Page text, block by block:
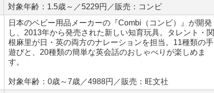
対象年齢：1.5歳～／5229円／販売：コンビ
日本のベビー用品メーカーの『Combi（コンビ）』が開発
し、2013年から発売された新しい知育玩具。タレント・関
根麻里が日・英の両方のナレーションを担当。11種類の手
遊びと、20種類の簡単な英会話のおしゃべりが楽しめま
す。
対象年齢：0歳～7歳／4988円／販売：旺文社